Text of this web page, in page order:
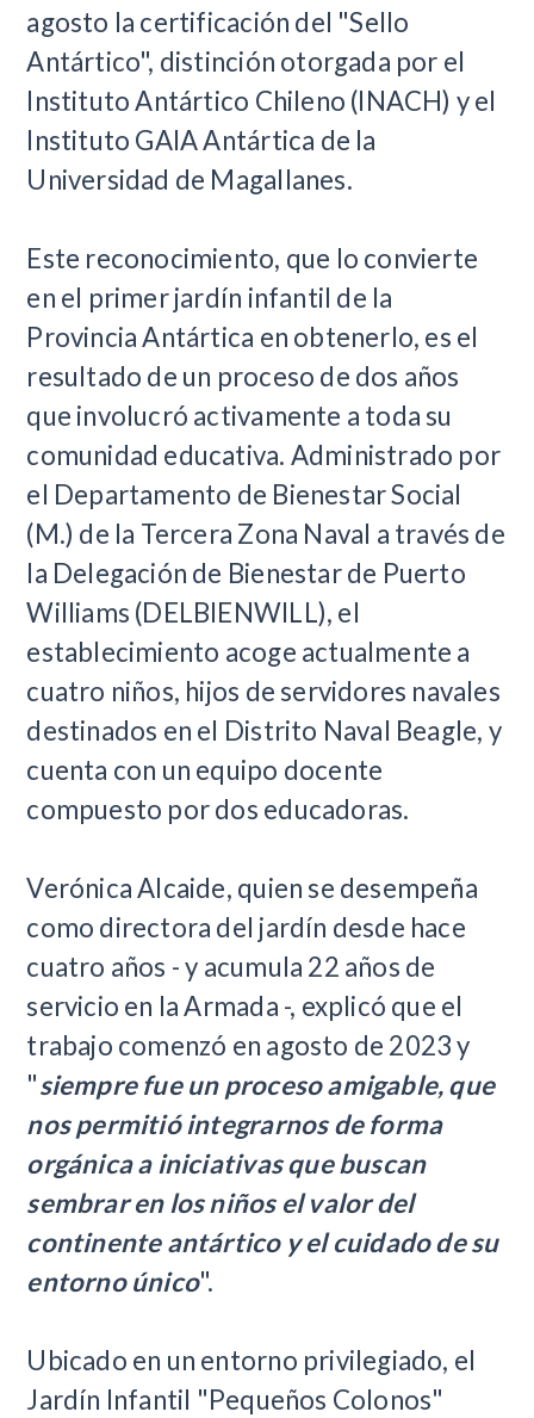
agosto la certificación del "Sello
Antártico", distinción otorgada por el
Instituto Antártico Chileno (INACH) y el
Instituto GAIA Antártica de la
Universidad de Magallanes.
Este reconocimiento, que lo convierte
en el primer jardín infantil de la
Provincia Antártica en obtenerlo, es el
resultado de un proceso de dos años
que involucró activamente a toda su
comunidad educativa. Administrado por
el Departamento de Bienestar Social
(M.) de la Tercera Zona Naval a través de
la Delegación de Bienestar de Puerto
Williams (DELBIENWILL), el
establecimiento acoge actualmente a
cuatro niños, hijos de servidores navales
destinados en el Distrito Naval Beagle, y
cuenta con un equipo docente
compuesto por dos educadoras.
Verónica Alcaide, quien se desempeña
como directora del jardín desde hace
cuatro años - y acumula 22 años de
servicio en la Armada -, explicó que el
trabajo comenzó en agosto de 2023 y
"siempre fue un proceso amigable, que
nos permitió integrarnos de forma
orgánica a iniciativas que buscan
sembrar en los niños el valor del
continente antártico y el cuidado de su
entorno único".
Ubicado en un entorno privilegiado, el
Jardín Infantil "Pequeños Colonos"